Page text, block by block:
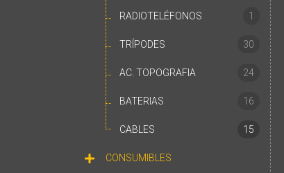
RADIOTELÉFONOS 1
TRÍPODES 30
AC. TOPOGRAFIA 24
BATERIAS 16
CABLES 15
CONSUMIBLES